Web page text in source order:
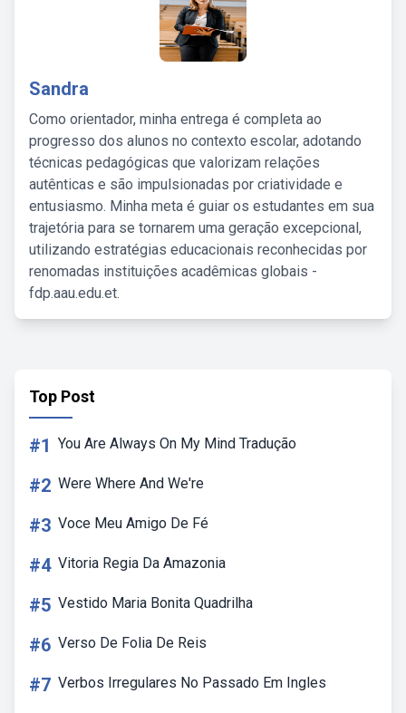
Sandra
Como orientador, minha entrega é completa ao
progresso dos alunos no contexto escolar, adotando
técnicas pedagógicas que valorizam relações
autênticas e são impulsionadas por criatividade e
entusiasmo. Minha meta é guiar os estudantes em sua
trajetória para se tornarem uma geração excepcional,
utilizando estratégias educacionais reconhecidas por
renomadas instituições acadêmicas globais -
fdp.aau.edu.et.
Top Post
#1 You Are Always On My Mind Tradução
#2 Were Where And We're
#3 Voce Meu Amigo De Fé
#4 Vitoria Regia Da Amazonia
#5 Vestido Maria Bonita Quadrilha
#6 Verso De Folia De Reis
#7 Verbos Irregulares No Passado Em Ingles